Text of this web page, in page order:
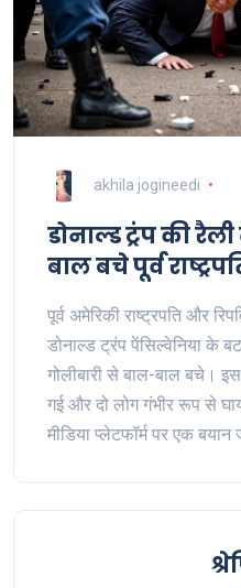
akhila jogineedi
डोनाल्ड ट्रंप की
बाल बचे पूर्व
पूर्व अमेरिकी राष्ट्रपति और
डोनाल्ड ट्रंप पेंसिल्वेनिया के
गोलीबारी से बाल-बाल बचे।
गई और दो लोग गंभीर रूप से
मीडिया प्लेटफॉर्म पर एक